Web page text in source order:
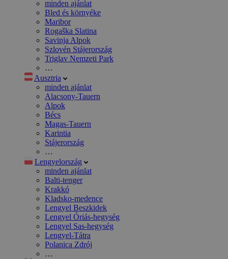
minden ajánlat
Bled és környéke
Maribor
Rogaška Slatina
Savinja Alpok
Szlovén Stájerország
Triglav Nemzeti Park
…
Ausztria
minden ajánlat
Alacsony-Tauern
Alpok
Bécs
Magas-Tauern
Karintia
Stájerország
…
Lengyelország
minden ajánlat
Balti-tenger
Krakkó
Kladsko-medence
Lengyel Beszkidek
Lengyel Óriás-hegység
Lengyel Sas-hegység
Lengyel-Tátra
Polanica Zdrój
…